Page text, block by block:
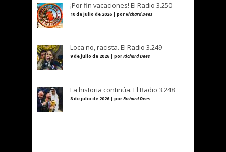
¡Por fin vacaciones! El Radio 3.250
10 de julio de 2026 | porRichard Dees
Loca no, racista. El Radio 3.249
9 de julio de 2026 | porRichard Dees
La historia continúa. El Radio 3.248
8 de julio de 2026 | porRichard Dees